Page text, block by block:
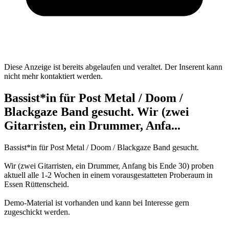
Diese Anzeige ist bereits abgelaufen und veraltet. Der Inserent kann
nicht mehr kontaktiert werden.
Bassist*in für Post Metal / Doom /
Blackgaze Band gesucht. Wir (zwei
Gitarristen, ein Drummer, Anfa...
Bassist*in für Post Metal / Doom / Blackgaze Band gesucht.
Wir (zwei Gitarristen, ein Drummer, Anfang bis Ende 30) proben
aktuell alle 1-2 Wochen in einem vorausgestatteten Proberaum in
Essen Rüttenscheid.
Demo-Material ist vorhanden und kann bei Interesse gern
zugeschickt werden.